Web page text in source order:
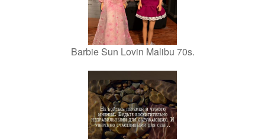
Barbie Sun Lovin Malibu 70s.